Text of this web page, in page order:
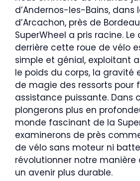
d’Andernos-les-Bains, dans
d’Arcachon, près de
SuperWheel a pris racine.
derrière cette roue de vélo
simple et génial, exploitant
le poids du corps, la gravité
de magie des ressorts pour
assistance puissante. Dans
plongerons plus en
monde fascinant de la
examinerons de près
de vélo sans moteur ni
révolutionner notre manière
un avenir plus durable.